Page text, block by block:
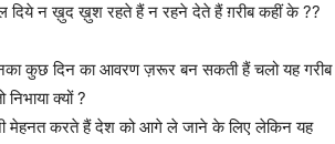
दिये न ख़ुद ख़ुश रहते हैं न रहने देते हैं ग़रीब कहीं के ??
कुछ दिन का आवरण ज़रूर बन सकती हैं चलो यह गरीब
क्यों ?
मेहनत करते हैं देश को आगे ले जाने के लिए लेकिन यह